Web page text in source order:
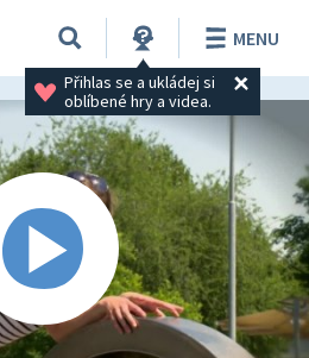
Přihlas se a ukládej si
oblíbené hry a videa.
MENU